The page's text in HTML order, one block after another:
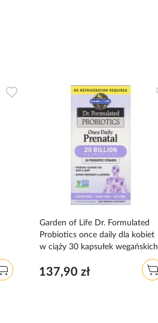
Dodaj
Garden of Life Dr. Formulated
Probiotics once daily dla kobiet
w ciąży 30 kapsułek wegańskich
137,90 zł